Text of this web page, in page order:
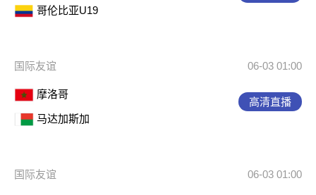
哥伦比亚U19
国际友谊 06-03 01:00
摩洛哥
马达加斯加
高清直播
国际友谊 06-03 01:00